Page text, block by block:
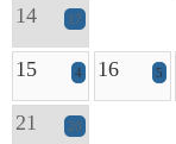
14 17
15 4 16 5
21 20